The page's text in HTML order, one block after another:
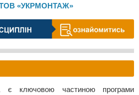
ТОВ «УКРМОНТАЖ»
є ключовою частиною програми